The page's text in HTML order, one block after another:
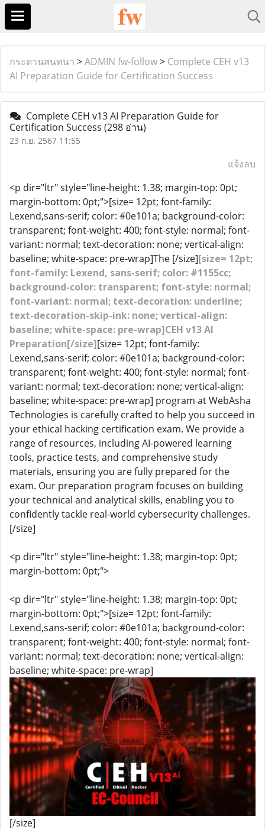
กระดานสนทนา >ADMIN fw-follow> Complete CEH v13
AI Preparation Guide for Certification Success
Complete CEH v13 AI Preparation Guide for
Certification Success (298 อ่าน)
23 ก.ย. 2567 11:55
แจ้งลบ
<p dir="ltr" style="line-height: 1.38; margin-top: 0pt;
margin-bottom: 0pt;">[size= 12pt; font-family:
Lexend,sans-serif; color: #0e101a; background-color:
transparent; font-weight: 400; font-style: normal; font-
variant: normal; text-decoration: none; vertical-align:
baseline; white-space: pre-wrap]The [/size][size= 12pt;
font-family: Lexend, sans-serif; color: #1155cc;
background-color: transparent; font-style: normal;
font-variant: normal; text-decoration: underline;
text-decoration-skip-ink: none; vertical-align:
baseline; white-space: pre-wrap]CEH v13 AI
Preparation[/size][size= 12pt; font-family:
Lexend,sans-serif; color: #0e101a; background-color:
transparent; font-weight: 400; font-style: normal; font-
variant: normal; text-decoration: none; vertical-align:
baseline; white-space: pre-wrap] program at WebAsha
Technologies is carefully crafted to help you succeed in
your ethical hacking certification exam. We provide a
range of resources, including AI-powered learning
tools, practice tests, and comprehensive study
materials, ensuring you are fully prepared for the
exam. Our preparation program focuses on building
your technical and analytical skills, enabling you to
confidently tackle real-world cybersecurity challenges.
[/size]
<p dir="ltr" style="line-height: 1.38; margin-top: 0pt;
margin-bottom: 0pt;">
<p dir="ltr" style="line-height: 1.38; margin-top: 0pt;
margin-bottom: 0pt;">[size= 12pt; font-family:
Lexend,sans-serif; color: #0e101a; background-color:
transparent; font-weight: 400; font-style: normal; font-
variant: normal; text-decoration: none; vertical-align:
baseline; white-space: pre-wrap]
[/size]